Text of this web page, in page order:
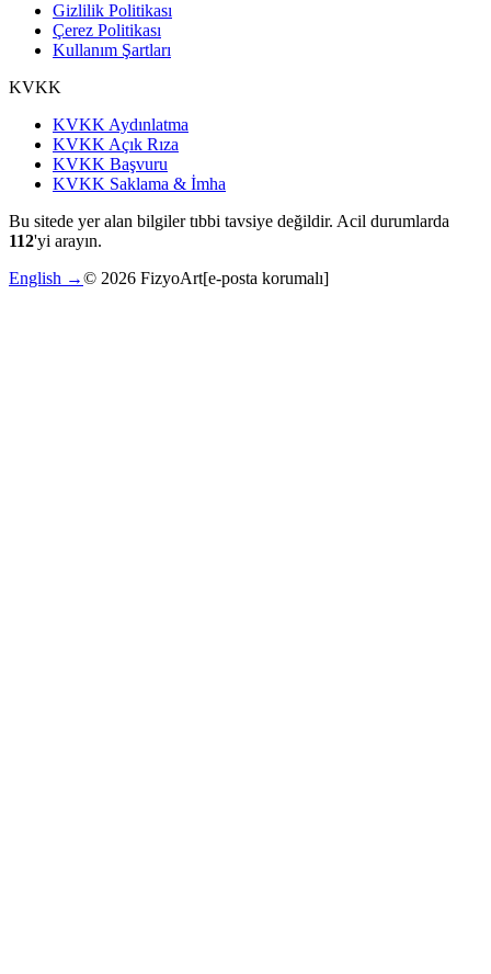
Gizlilik Politikası
Çerez Politikası
Kullanım Şartları
KVKK
KVKK Aydınlatma
KVKK Açık Rıza
KVKK Başvuru
KVKK Saklama & İmha
Bu sitede yer alan bilgiler tıbbi tavsiye değildir. Acil durumlarda
112'yi arayın.
English →© 2026 FizyoArt[e-posta korumalı]